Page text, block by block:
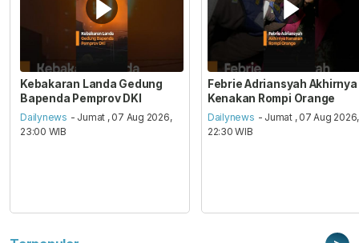
Kebakaran Landa Gedung
Bapenda Pemprov DKI
Dailynews - Jumat , 07 Aug 2026,
23:00 WIB
Febrie Adriansyah Akhirnya
Kenakan Rompi Orange
Dailynews - Jumat , 07 Aug 2026,
22:30 WIB